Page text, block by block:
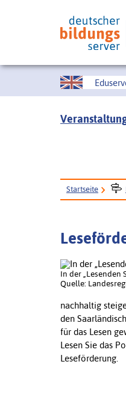
Startseite
In der „Lesenden
Quelle:
nachhaltig
den
für das Lesen
Lesen Sie das
Leseförderung.